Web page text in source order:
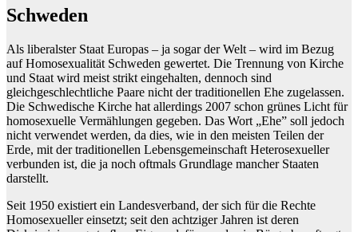
Schweden
Als liberalster Staat Europas – ja sogar der Welt – wird im Bezug
auf Homosexualität Schweden gewertet. Die Trennung von Kirche
und Staat wird meist strikt eingehalten, dennoch sind
gleichgeschlechtliche Paare nicht der traditionellen Ehe zugelassen.
Die Schwedische Kirche hat allerdings 2007 schon grünes Licht für
homosexuelle Vermählungen gegeben. Das Wort „Ehe” soll jedoch
nicht verwendet werden, da dies, wie in den meisten Teilen der
Erde, mit der traditionellen Lebensgemeinschaft Heterosexueller
verbunden ist, die ja noch oftmals Grundlage mancher Staaten
darstellt.
Seit 1950 existiert ein Landesverband, der sich für die Rechte
Homosexueller einsetzt; seit den achtziger Jahren ist deren